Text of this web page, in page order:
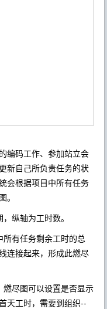
作、参加站立会
新自己所负责任务的状
会根据项目中所有任务
。
为工时数。
务剩余工时的总
连接起来，形成此燃尽
可以设置是否显示
天工时，需要到组织--